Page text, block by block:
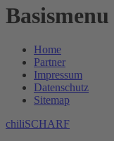
Basismenu
Home
Partner
Impressum
Datenschutz
Sitemap
chiliSCHARF